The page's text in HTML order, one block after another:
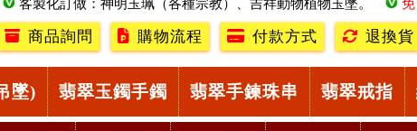
商品詢問
購物流程 付款方式 退換貨
墜) 翡翠玉鐲手鐲 翡翠手鍊珠串 翡翠戒指